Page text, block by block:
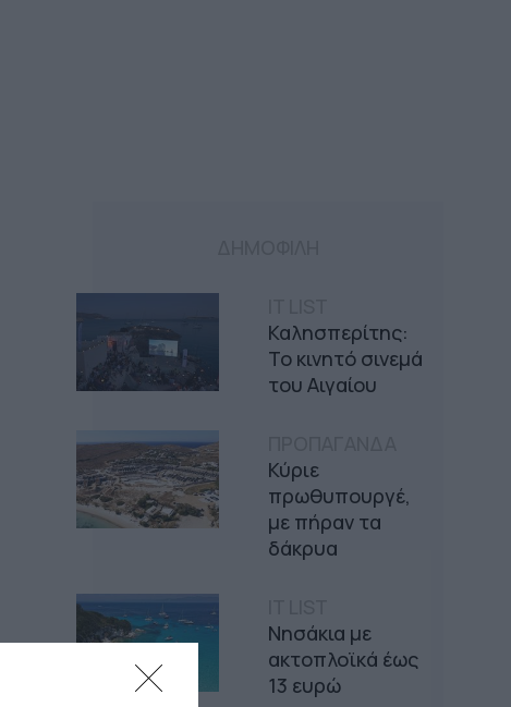
Καλησπερίτης:
Το κινητό σινεμά
του Αιγαίου
Κύριε
πρωθυπουργέ,
με πήραν τα
δάκρυα
Νησάκια με
ακτοπλοϊκά έως
13 ευρώ